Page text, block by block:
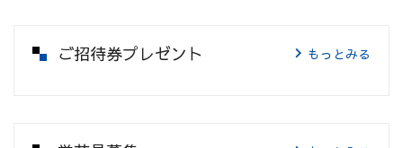
ご招待券プレゼント もっとみる